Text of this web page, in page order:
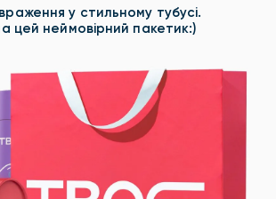
у стильному тубусі.
цей неймовірний пакетик:)